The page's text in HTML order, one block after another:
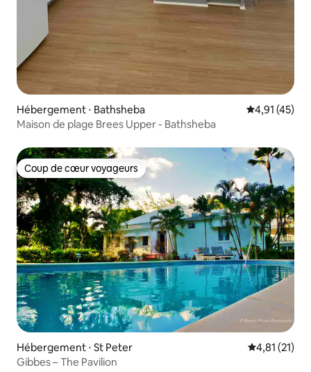
Hébergement ⋅ Bathsheba Évaluation
4,91 (45)
Maison de plage Brees Upper - Bathsheba
Coup de cœur voyageurs
Coup de cœur voyageurs
Hébergement ⋅ St Peter Évaluation
4,81 (21)
Gibbes – The Pavilion